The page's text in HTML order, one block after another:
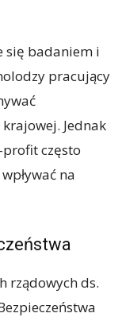
się badaniem i
pracujący
Jednak
często
na
rządowych ds.